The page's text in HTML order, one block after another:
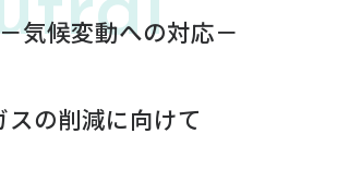
気候変動への対応－
スの削減に向けて